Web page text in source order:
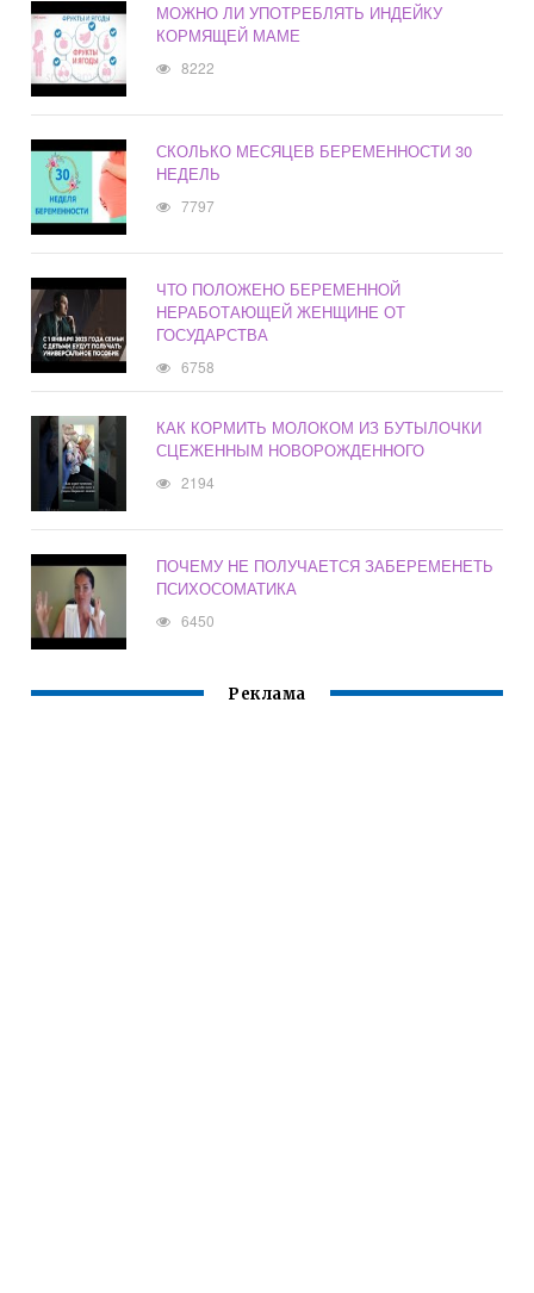
МОЖНО ЛИ УПОТРЕБЛЯТЬ ИНДЕЙКУ
КОРМЯЩЕЙ МАМЕ
8222
СКОЛЬКО МЕСЯЦЕВ БЕРЕМЕННОСТИ 30
НЕДЕЛЬ
7797
ЧТО ПОЛОЖЕНО БЕРЕМЕННОЙ
НЕРАБОТАЮЩЕЙ ЖЕНЩИНЕ ОТ
ГОСУДАРСТВА
6758
КАК КОРМИТЬ МОЛОКОМ ИЗ БУТЫЛОЧКИ
СЦЕЖЕННЫМ НОВОРОЖДЕННОГО
2194
ПОЧЕМУ НЕ ПОЛУЧАЕТСЯ ЗАБЕРЕМЕНЕТЬ
ПСИХОСОМАТИКА
6450
Реклама